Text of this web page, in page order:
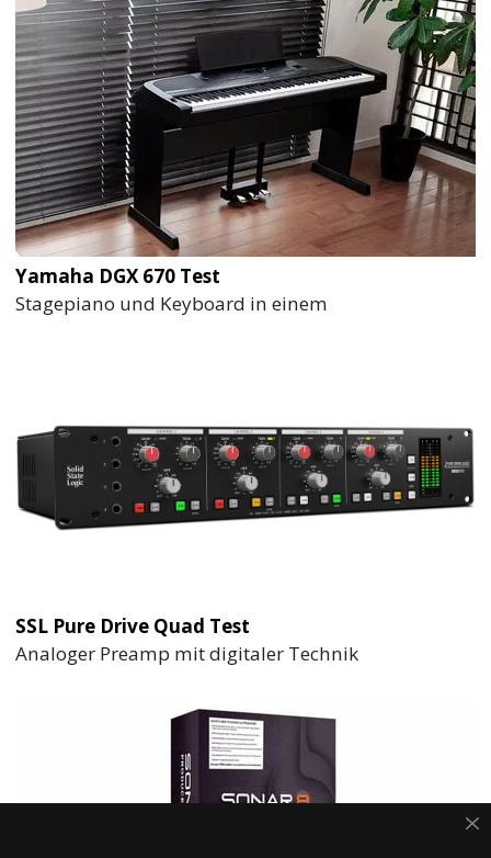
Yamaha DGX 670 Test
Stagepiano und Keyboard in einem
SSL Pure Drive Quad Test
Analoger Preamp mit digitaler Technik